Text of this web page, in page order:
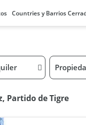
Countries y Barrios
Partido de Tigre